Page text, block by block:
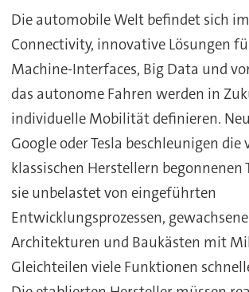
Die automobile Welt befindet sich
Connectivity, innovative Lösungen
Machine-Interfaces, Big Data und
das autonome Fahren werden in
individuelle Mobilität definieren.
Google oder Tesla beschleunigen die
klassischen Herstellern begonnenen
sie unbelastet von eingeführten
Entwicklungsprozessen,
Architekturen und Baukästen mit
Gleichteilen viele Funktionen